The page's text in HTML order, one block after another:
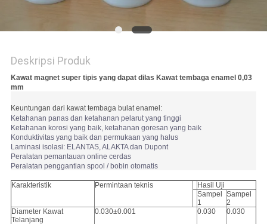
Deskripsi Produk
Kawat magnet super tipis yang dapat dilas Kawat tembaga enamel 0,03
mm
Keuntungan dari kawat tembaga bulat enamel:
Ketahanan panas dan ketahanan pelarut yang tinggi
Ketahanan korosi yang baik, ketahanan goresan yang baik
Konduktivitas yang baik dan permukaan yang halus
Laminasi isolasi: ELANTAS, ALAKTA dan Dupont
Peralatan pemantauan online cerdas
Peralatan penggantian spool / bobin otomatis
Karakteristik Permintaan teknis
Hasil Uji
Sampel
1
Sampel
2
Diameter Kawat
Telanjang
0.030±0.001 0.030 0.030